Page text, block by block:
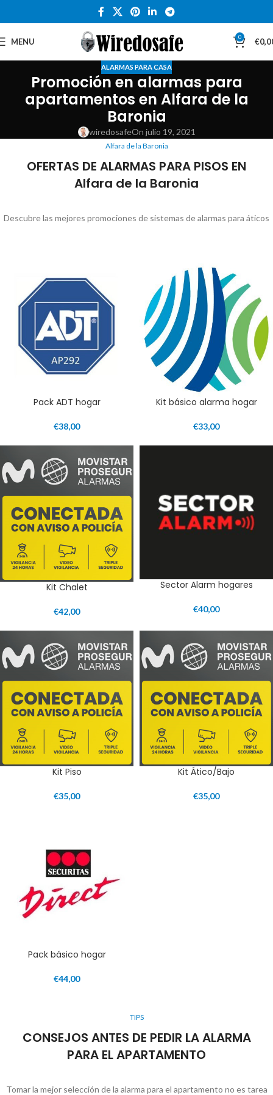
MENU 0 €
ALARMAS PARA CASA
Promoción en alarmas para
apartamentos en Alfara de la
Baronia
wiredosafeOn julio 19, 2021
Alfara de la Baronia
OFERTAS DE ALARMAS PARA PISOS EN
Alfara de la Baronia
Descubre las mejores promociones de sistemas de alarmas para áticos
Pack ADT hogar
€38,00
Kit básico alarma hogar
€33,00
Kit Chalet
€42,00
Sector Alarm hogares
€40,00
Kit Piso
€35,00
Kit Ático/Bajo
€35,00
Pack básico hogar
€44,00
TIPS
CONSEJOS ANTES DE PEDIR LA ALARMA
PARA EL APARTAMENTO
Tomar la mejor selección de la alarma para el apartamento no es tarea